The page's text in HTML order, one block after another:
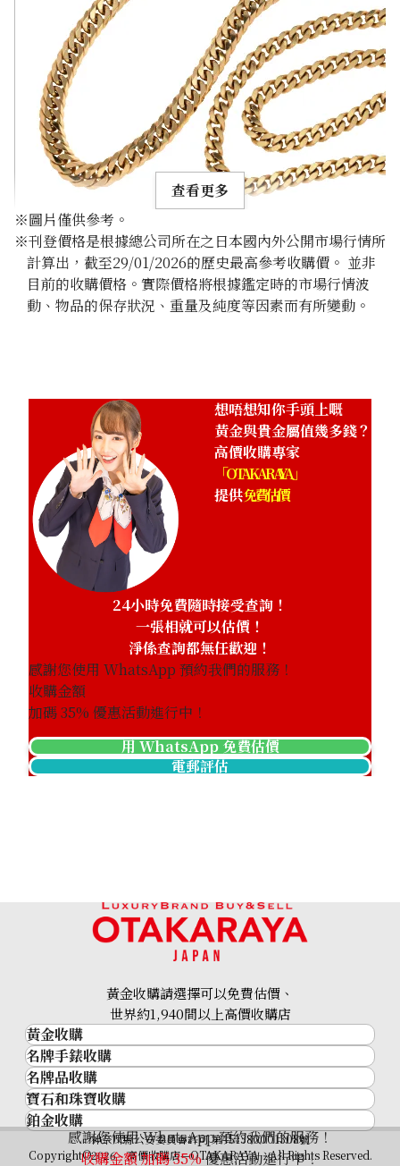
18K gold (K18) Kihei necklace
18K gold (K18) Kihei necklace
HKD 209,457.25
查看更多
※圖片僅供參考。
※刊登價格是根據總公司所在之日本國內外公開市場行情所
計算出，截至29/01/2026的歷史最高參考收購價。 並非
目前的收購價格。實際價格將根據鑑定時的市場行情波
動、物品的保存狀況、重量及純度等因素而有所變動。
想唔想知你手頭上嘅
黃金與貴金屬值幾多錢？
高價收購專家
「OTAKARAYA」
提供免費估價
24小時免費隨時接受查詢！
一張相就可以估價！
淨係查詢都無任歡迎！
感謝您使用 WhatsApp 預約我們的服務！
收購金額
加碼35% 優惠活動進行中！
用 WhatsApp 免費估價
電郵評估
感謝您使用 WhatsApp 預約我們的服務！
收購金額 加碼35%優惠活動進行中！
黃金收購請選擇可以免費估價、
世界約1,940間以上高價收購店
黃金收購
黃金･金條
金條
金幣及銀幣
過去十年黃金價格
金飾
名牌手錶收購
名牌手錶收購
勞力士 (Rolex)
Patek Philippe
Audemars Piguet
名牌品收購
名牌品收購
HERMES
LOUIS VUITTON
寶石和珠寶收購
寶石和珠寶
鉑金收購
神奈川縣公安委員會許可 第451380001308號
Copyright©2026 高價收購店—OTAKARAYA All Rights Reserved.